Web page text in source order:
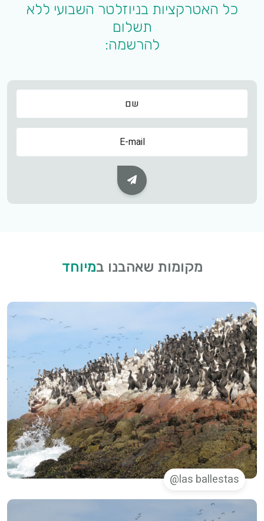
כל האטרקציות בניוזלטר השבועי ללא
תשלום
להרשמה:
Subscribe Button
מקומות שאהבנו במיוחד
las ballestas@